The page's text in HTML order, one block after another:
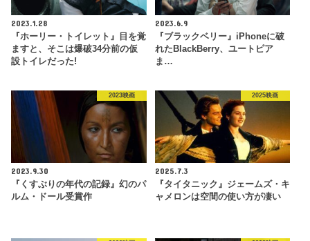
2023.1.28
『ホーリー・トイレット』目を覚
ますと、そこは爆破34分前の仮
設トイレだった!
2023.6.9
『ブラックベリー』iPhoneに破
れたBlackBerry、ユートピア
ま…
2023映画
2023.9.30
『くすぶりの年代の記録』幻のパ
ルム・ドール受賞作
2025映画
2025.7.3
『タイタニック』ジェームズ・キ
ャメロンは空間の使い方が凄い